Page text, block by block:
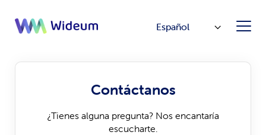
Español
Contáctanos
¿Tienes alguna pregunta? Nos encantaría
escucharte.